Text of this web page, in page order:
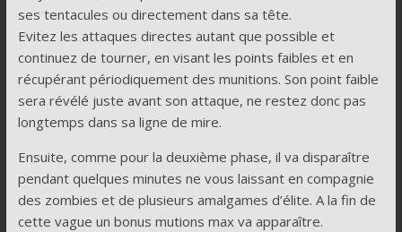
ses tentacules ou directement dans sa tête.
Evitez les attaques directes autant que possible et
continuez de tourner, en visant les points faibles et en
récupérant périodiquement des munitions. Son point faible
sera révélé juste avant son attaque, ne restez donc pas
longtemps dans sa ligne de mire.
Ensuite, comme pour la deuxième phase, il va disparaître
pendant quelques minutes ne vous laissant en compagnie
des zombies et de plusieurs amalgames d’élite. A la fin de
cette vague un bonus mutions max va apparaître.